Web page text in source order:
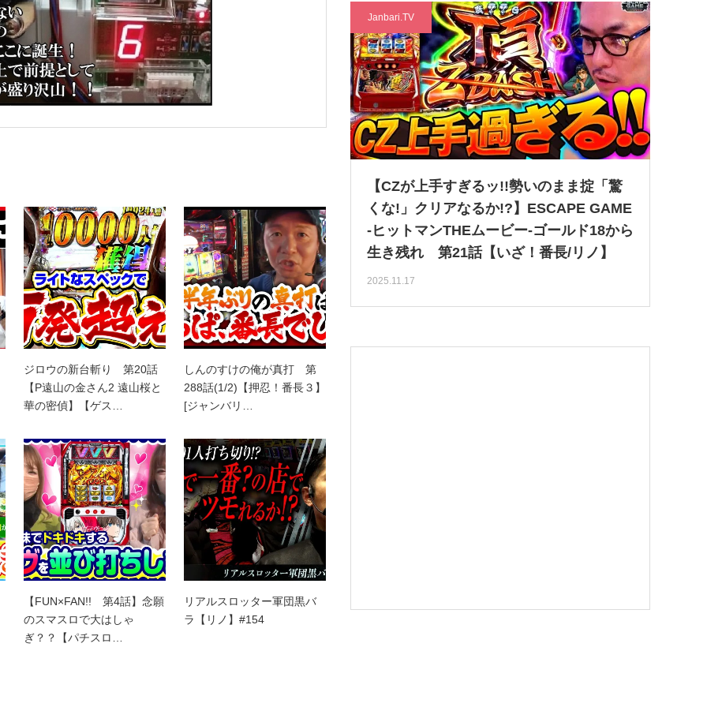
ジロウの新台斬り 第20話
【P遠山の金さん2 遠山桜と
華の密偵】【ゲス…
しんのすけの俺が真打 第
288話(1/2)【押忍！番長３】
[ジャンバリ…
【FUN×FAN!! 第4話】念願
のスマスロで大はしゃ
ぎ？？【パチスロ…
リアルスロッター軍団黒バ
ラ【リノ】#154
Janbari.TV
【CZが上手すぎるッ!!勢いのまま掟「驚
くな!」クリアなるか!?】ESCAPE GAME
-ヒットマンTHEムービー-ゴールド18から
生き残れ 第21話【いざ！番長/リノ】
2025.11.17